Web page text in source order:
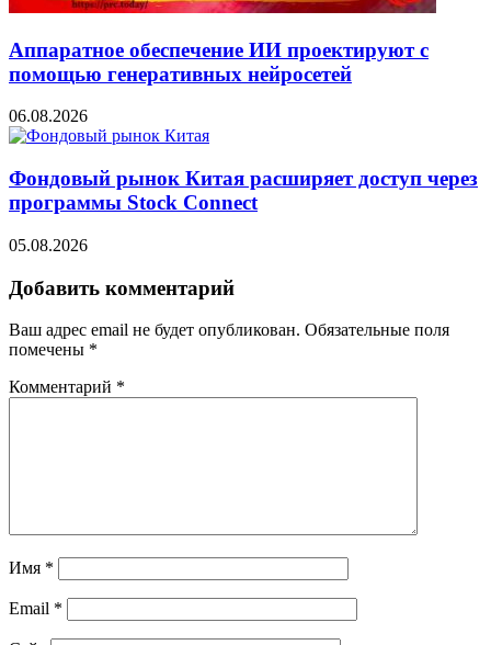
Аппаратное обеспечение ИИ проектируют с
помощью генеративных нейросетей
06.08.2026
Фондовый рынок Китая расширяет доступ через
программы Stock Connect
05.08.2026
Добавить комментарий
Ваш адрес email не будет опубликован. Обязательные поля
помечены *
Комментарий *
Имя *
Email *